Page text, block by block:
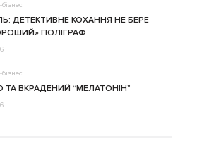
ДЕТЕКТИВНЕ КОХАННЯ НЕ БЕРЕ
ПОЛІГРАФ
ТА ВКРАДЕНИЙ “МЕЛАТОНІН”